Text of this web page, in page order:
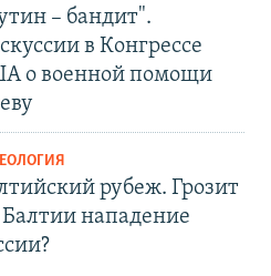
– бандит".
в Конгрессе
о военной помощи
рубеж. Грозит
нападение